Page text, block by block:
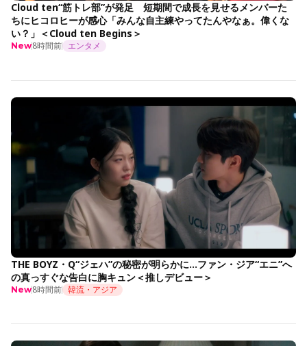
Cloud ten“筋トレ部”が発足 短期間で成長を見せるメンバーた
ちにヒコロヒーが感心「みんな自主練やってたんやなぁ。偉くな
い？」＜Cloud ten Begins＞
New8時間前 エンタメ
THE BOYZ・Q“ジェハ”の秘密が明らかに…ファン・ジア“エニ”へ
の真っすぐな告白に胸キュン＜推しデビュー＞
New8時間前 韓流・アジア